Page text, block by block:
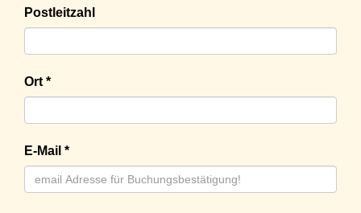
Postleitzahl
Ort *
E-Mail *